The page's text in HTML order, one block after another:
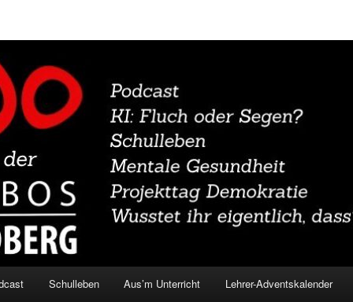
Schulleben Aus’m Unterricht Lehrer-Adventskalender